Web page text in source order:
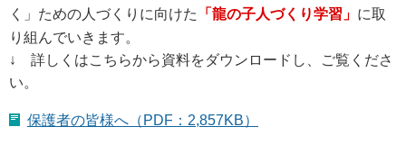
く」ための人づくりに向けた
「龍の子人づくり学習」 に取
り組んでいきます。
↓ 詳しくはこちらから資料をダウンロードし、ご覧くださ
い。
保護者の皆様へ（PDF：2,857KB）